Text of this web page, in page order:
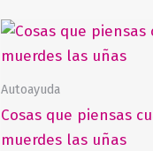
Autoayuda
Cosas que piensas
muerdes las uñas